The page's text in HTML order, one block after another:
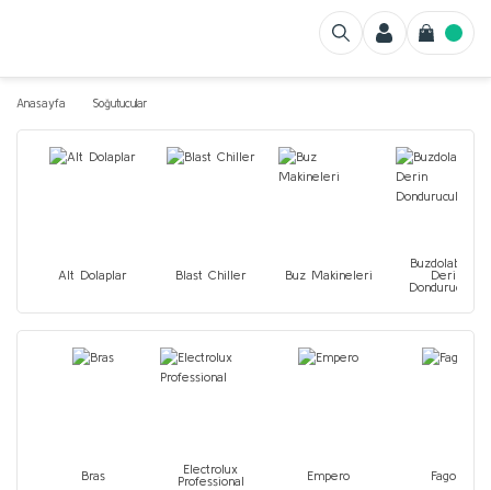
Anasayfa Soğutucular
Alt Dolaplar Blast Chiller Buz Makineleri
Buzdolabı ve
Derin
Dondurucular
Bras
Electrolux
Professional
Empero Fagor